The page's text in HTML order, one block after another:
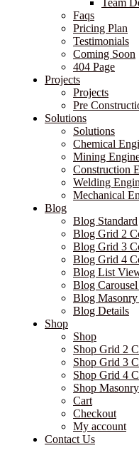
Team
Faqs
Pricing Plan
Testimonials
Coming Soon
404 Page
Projects
Projects
Pre
Solutions
Solutions
Chemical
Mining
Construction
Welding
Mechanical
Blog
Blog Standard
Blog Grid 2
Blog Grid 3
Blog Grid 4
Blog List
Blog Carousel
Blog Masonry
Blog Details
Shop
Shop
Shop Grid 2
Shop Grid 3
Shop Grid 4
Shop Masonry
Cart
Checkout
My account
Contact Us